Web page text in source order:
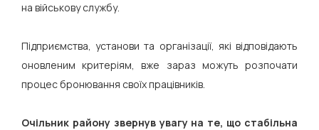
на військову службу.
Підприємства, установи та організації, які відповідають
оновленим критеріям, вже зараз можуть розпочати
процес бронювання своїх працівників.
Очільник району звернув увагу на те, що стабільна